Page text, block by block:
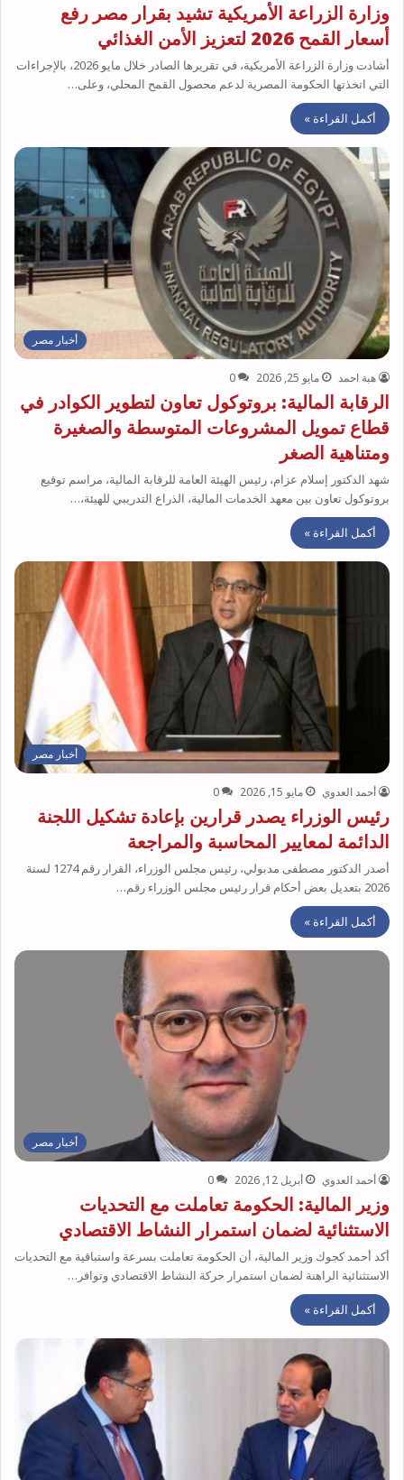
وزارة الزراعة الأمريكية تشيد بقرار مصر رفع
أسعار القمح 2026 لتعزيز الأمن الغذائي
أشادت وزارة الزراعة الأمريكية، في تقريرها الصادر خلال مايو 2026، بالإجراءات
التي اتخذتها الحكومة المصرية لدعم محصول القمح المحلي، وعلى…
أكمل القراءة »
أخبار مصر
هبة احمد مايو 25, 2026 0
الرقابة المالية: بروتوكول تعاون لتطوير الكوادر في
قطاع تمويل المشروعات المتوسطة والصغيرة
ومتناهية الصغر
شهد الدكتور إسلام عزام، رئيس الهيئة العامة للرقابة المالية، مراسم توقيع
بروتوكول تعاون بين معهد الخدمات المالية، الذراع التدريبي للهيئة،…
أكمل القراءة »
أخبار مصر
أحمد العدوي مايو 15, 2026 0
رئيس الوزراء يصدر قرارين بإعادة تشكيل اللجنة
الدائمة لمعايير المحاسبة والمراجعة
أصدر الدكتور مصطفى مدبولي، رئيس مجلس الوزراء، القرار رقم 1274 لسنة
2026 بتعديل بعض أحكام قرار رئيس مجلس الوزراء رقم…
أكمل القراءة »
أخبار مصر
أحمد العدوي أبريل 12, 2026 0
وزير المالية: الحكومة تعاملت مع التحديات
الاستثنائية لضمان استمرار النشاط الاقتصادي
أكد أحمد كجوك وزير المالية، أن الحكومة تعاملت بسرعة واستباقية مع التحديات
الاستثنائية الراهنة لضمان استمرار حركة النشاط الاقتصادي وتوافر…
أكمل القراءة »